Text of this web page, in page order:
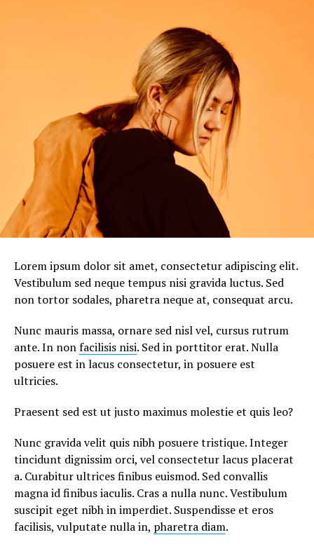
Lorem ipsum dolor sit amet, consectetur adipiscing elit.
Vestibulum sed neque tempus nisi gravida luctus. Sed
non tortor sodales, pharetra neque at, consequat arcu.
Nunc mauris massa, ornare sed nisl vel, cursus rutrum
ante. In nonfacilisis nisi. Sed in porttitor erat. Nulla
posuere est in lacus consectetur, in posuere est
ultricies.
Praesent sed est ut justo maximus molestie et quis leo?
Nunc gravida velit quis nibh posuere tristique. Integer
tincidunt dignissim orci, vel consectetur lacus placerat
a. Curabitur ultrices finibus euismod. Sed convallis
magna id finibus iaculis. Cras a nulla nunc. Vestibulum
suscipit eget nibh in imperdiet. Suspendisse et eros
facilisis, vulputate nulla in, pharetra diam.